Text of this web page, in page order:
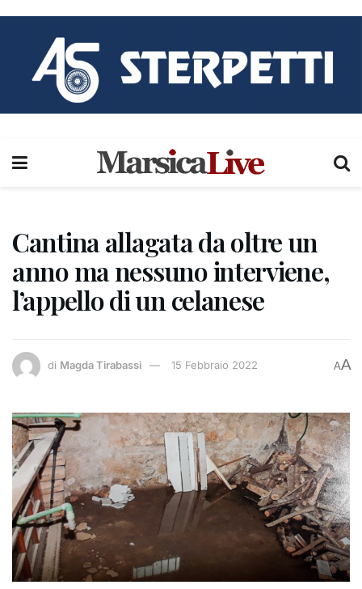
Cantina allagata da oltre un
anno ma nessuno interviene,
l’appello di un celanese
di Magda Tirabassi 15 Febbraio 2022 AA